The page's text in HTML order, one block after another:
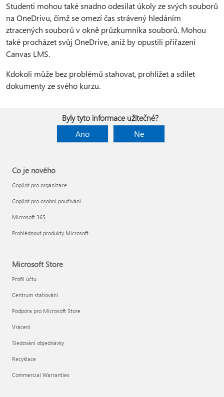
Studenti mohou také snadno odesílat úkoly ze svých souborů
na OneDrivu, čímž se omezí čas strávený hledáním
ztracených souborů v okně průzkumníka souborů. Mohou
také procházet svůj OneDrive, aniž by opustili přiřazení
Canvas LMS.
Kdokoli může bez problémů stahovat, prohlížet a sdílet
dokumenty ze svého kurzu.
Byly tyto informace užitečné?
Ano
Ne
Co je nového
Copilot pro organizace
Copilot pro osobní používání
Microsoft 365
Prohlédnout produkty Microsoft
Microsoft Store
Profil účtu
Centrum stahování
Podpora pro Microsoft Store
Vrácení
Sledování objednávky
Recyklace
Commercial Warranties